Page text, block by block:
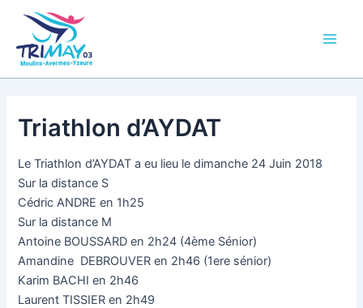
contenu
Triathlon d’AYDAT
Le Triathlon d’AYDAT a eu lieu le dimanche 24 Juin 2018
Sur la distance S
Cédric ANDRE en 1h25
Sur la distance M
Antoine BOUSSARD en 2h24 (4ème Sénior)
Amandine DEBROUVER en 2h46 (1ere sénior)
Karim BACHI en 2h46
Laurent TISSIER en 2h49